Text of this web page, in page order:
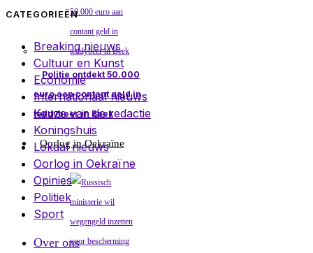
Politie ontdekt 50.000
euro aan contant geld in
teddybeer in Beek
Oorlog in Oekraïne
CATEGORIEËN
Breaking nieuws
Cultuur en Kunst
Economie
Internationaal nieuws
Keuze van de redactie
Koningshuis
Lokaal nieuws
Oorlog in Oekraïne
Opinies
Politiek
Sport
Over ons